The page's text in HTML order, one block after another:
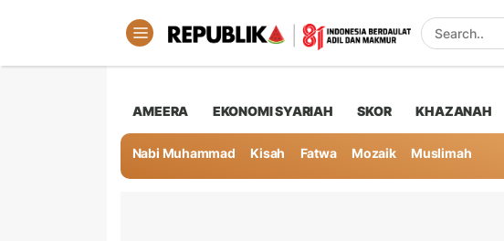
AMEERA EKONOMI SYARIAH SKOR KHAZANAH
Nabi Muhammad Kisah Fatwa Mozaik Muslimah